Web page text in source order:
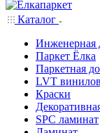
Каталог
Инженерная
Паркет Ёлка
Паркетная
LVT
Краски
SPC ламинат